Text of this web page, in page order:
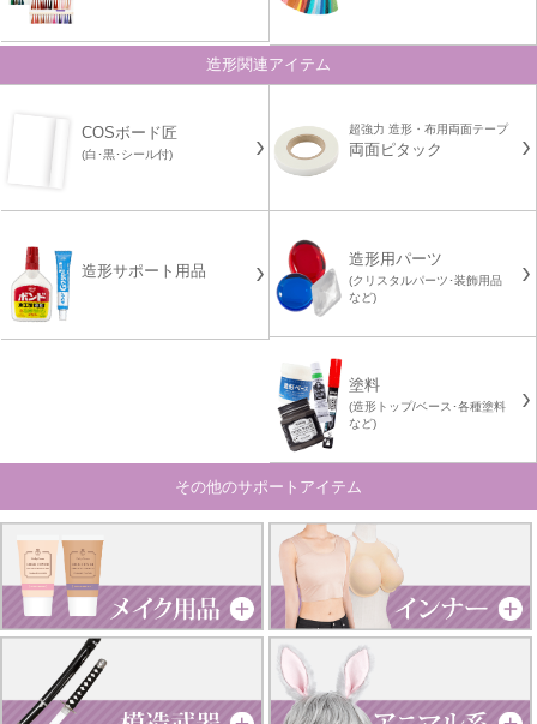
造形関連アイテム
COSボード匠
(白･黒･シール付)
超強力 造形・布用両面テープ
両面ピタック
造形サポート用品
造形用パーツ
(クリスタルパーツ･装飾用品
など)
塗料
(造形トップ/ベース･各種塗料
など)
その他のサポートアイテム